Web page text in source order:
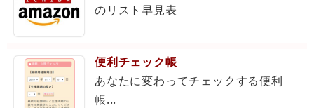
のリスト早見表
便利チェック帳
あなたに変わってチェックする便利
帳...